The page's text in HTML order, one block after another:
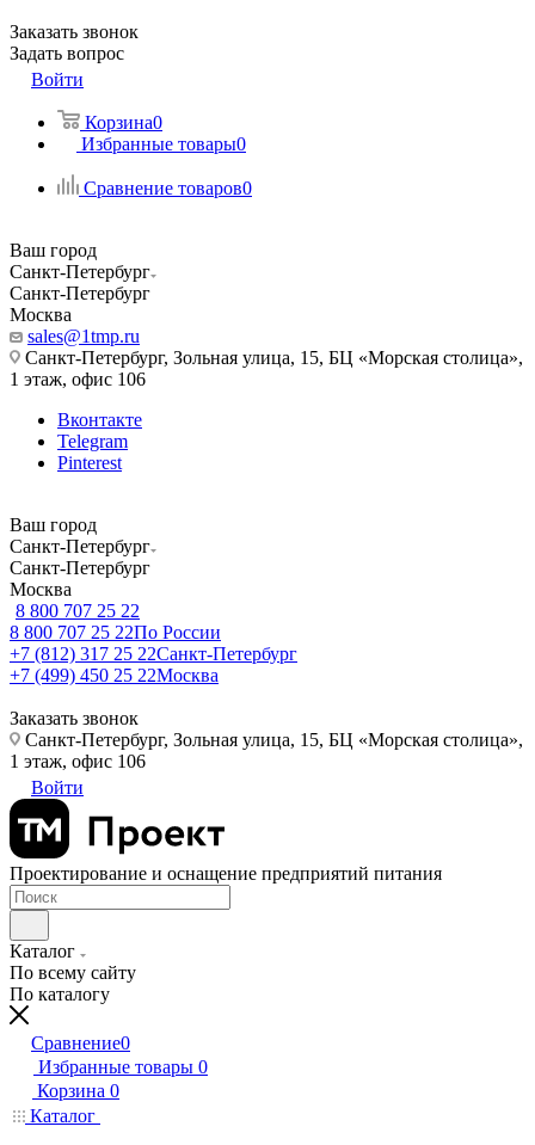
Заказать звонок
Задать вопрос
Войти
Корзина0
Избранные товары0
Сравнение товаров0
Ваш город
Санкт-Петербург
Санкт-Петербург
Москва
sales@1tmp.ru
Санкт-Петербург, Зольная улица, 15, БЦ «Морская столица»,
1 этаж, офис 106
Вконтакте
Telegram
Pinterest
Ваш город
Санкт-Петербург
Санкт-Петербург
Москва
8 800 707 25 22
8 800 707 25 22По России
+7 (812) 317 25 22Санкт-Петербург
+7 (499) 450 25 22Москва
Заказать звонок
Санкт-Петербург, Зольная улица, 15, БЦ «Морская столица»,
1 этаж, офис 106
Войти
Проектирование и оснащение предприятий питания
Каталог
По всему сайту
По каталогу
Сравнение0
Избранные товары 0
Корзина 0
Каталог